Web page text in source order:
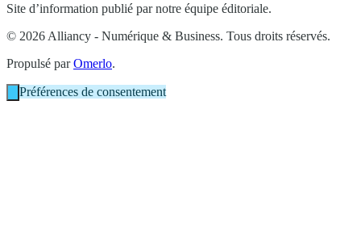
Site d’information publié par notre équipe éditoriale.
© 2026 Alliancy - Numérique & Business. Tous droits réservés.
Propulsé parOmerlo.
Préférences de consentement